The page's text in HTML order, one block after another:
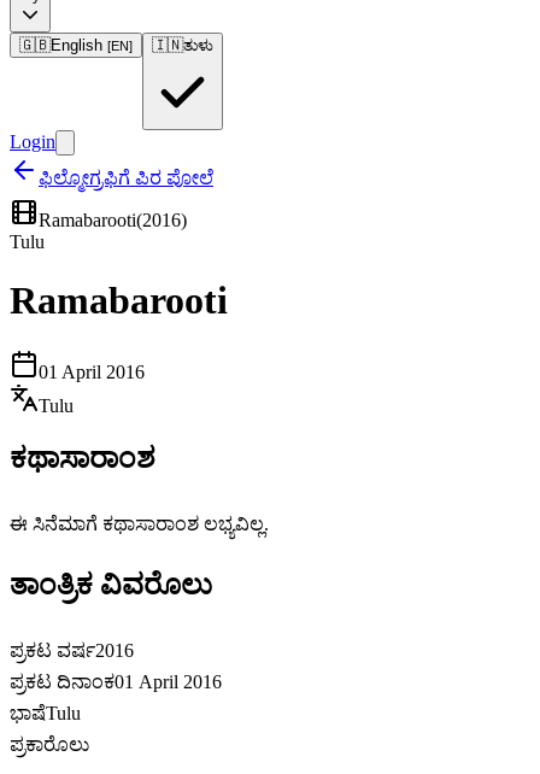
🇬🇧English [EN] 🇮🇳ತುಳು
Login
ಫಿಲ್ಮೋಗ್ರಫಿಗೆ ಪಿರ ಪೋಲೆ
Ramabarooti(2016)
Tulu
Ramabarooti
01 April 2016
Tulu
ಕಥಾಸಾರಾಂಶ
ಈ ಸಿನೆಮಾಗೆ ಕಥಾಸಾರಾಂಶ ಲಭ್ಯವಿಲ್ಲ.
ತಾಂತ್ರಿಕ ವಿವರೊಲು
ಪ್ರಕಟ ವರ್ಷ2016
ಪ್ರಕಟ ದಿನಾಂಕ01 April 2016
ಭಾಷೆTulu
ಪ್ರಕಾರೊಲು